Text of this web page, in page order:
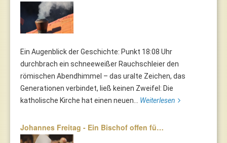
Ein Augenblick der Geschichte: Punkt 18:08 Uhr
durchbrach ein schneeweißer Rauchschleier den
römischen Abendhimmel – das uralte Zeichen, das
Generationen verbindet, ließ keinen Zweifel: Die
katholische Kirche hat einen neuen... Weiterlesen
Johannes Freitag - Ein Bischof offen fü…